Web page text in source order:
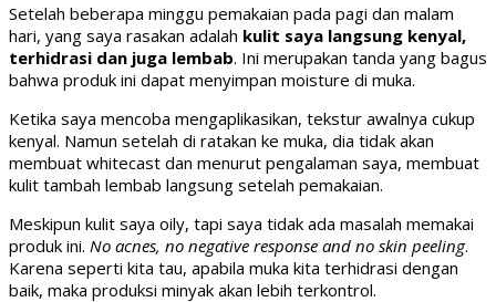
Setelah beberapa minggu pemakaian pada pagi dan malam
hari, yang saya rasakan adalah kulit saya langsung kenyal,
terhidrasi dan juga lembab. Ini merupakan tanda yang bagus
bahwa produk ini dapat menyimpan moisture di muka.
Ketika saya mencoba mengaplikasikan, tekstur awalnya cukup
kenyal. Namun setelah di ratakan ke muka, dia tidak akan
membuat whitecast dan menurut pengalaman saya, membuat
kulit tambah lembab langsung setelah pemakaian.
Meskipun kulit saya oily, tapi saya tidak ada masalah memakai
produk ini. No acnes, no negative response and no skin peeling.
Karena seperti kita tau, apabila muka kita terhidrasi dengan
baik, maka produksi minyak akan lebih terkontrol.